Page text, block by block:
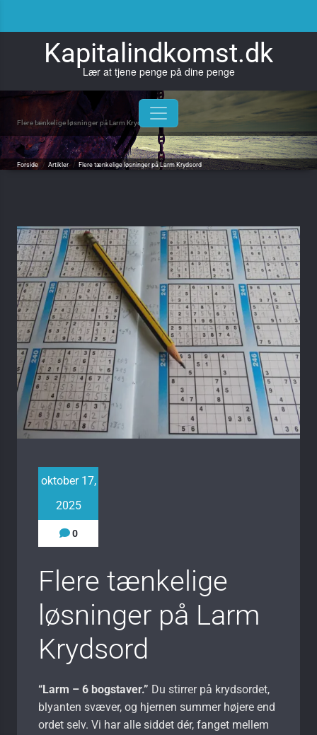
content
Kapitalindkomst.dk
Lær at tjene penge på dine penge
Flere tænkelige løsninger på Larm Krydsord
Forside / Artikler/ Flere tænkelige løsninger på Larm Krydsord
oktober 17,
2025
0
Flere tænkelige
løsninger på Larm
Krydsord
“Larm – 6 bogstaver.” Du stirrer på krydsordet,
blyanten svæver, og hjernen summer højere end
ordet selv. Vi har alle siddet dér, fanget mellem